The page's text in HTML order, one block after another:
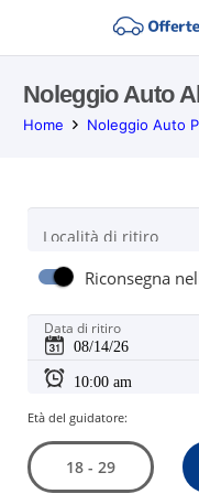
Noleggio Auto
Home Noleggio Auto
Località di ritiro
Riconsegna
Data di ritiro
Età del guidatore:
18 - 29